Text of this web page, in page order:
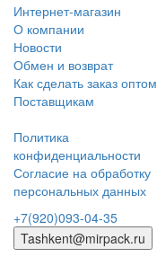
Интернет-магазин
О компании
Новости
Обмен и возврат
Как сделать заказ оптом
Поставщикам
Политика
конфиденциальности
Согласие на обработку
персональных данных
+7(920)093-04-35
Tashkent@mirpack.ru